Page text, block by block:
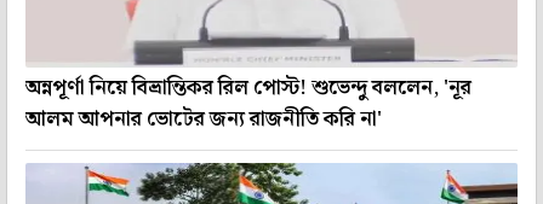
অন্নপূর্ণা নিয়ে বিভ্রান্তিকর রিল পোস্ট! শুভেন্দু বললেন, 'নূর
আলম আপনার ভোটের জন্য রাজনীতি করি না'